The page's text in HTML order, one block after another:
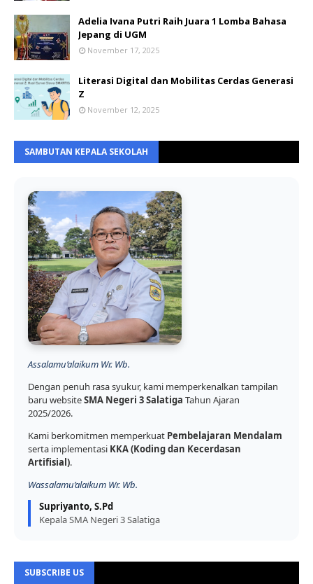
Adelia Ivana Putri Raih Juara 1 Lomba Bahasa
Jepang di UGM
November 17, 2025
Literasi Digital dan Mobilitas Cerdas Generasi
Z
November 12, 2025
SAMBUTAN KEPALA SEKOLAH
Assalamu’alaikum Wr. Wb.
Dengan penuh rasa syukur, kami memperkenalkan tampilan
baru websiteSMA Negeri 3 Salatiga Tahun Ajaran
2025/2026.
Kami berkomitmen memperkuat Pembelajaran Mendalam
serta implementasi KKA (Koding dan Kecerdasan
Artifisial).
Wassalamu’alaikum Wr. Wb.
Supriyanto, S.Pd
Kepala SMA Negeri 3 Salatiga
SUBSCRIBE US